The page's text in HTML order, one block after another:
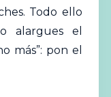
Todo ello
alargues el
más”: pon el